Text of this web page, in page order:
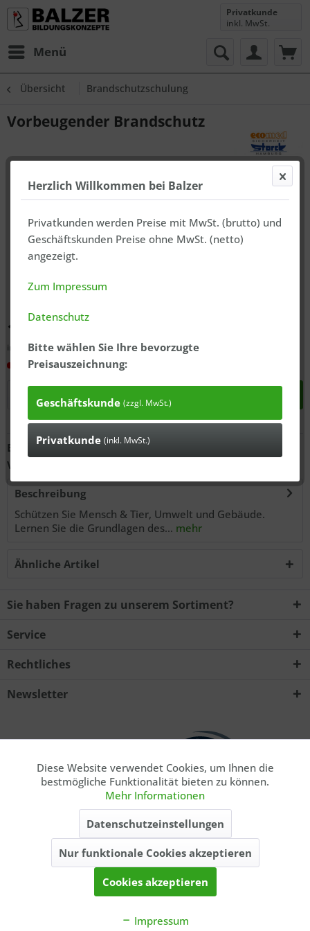
Menü
Privatkunde
inkl. MwSt.
Übersicht Brandschutzschulung
Vorbeugender Brandschutz
18,99 € *
inkl. MwSt., zzgl. ausgewiesener Versandkosten
In 3-7 Tagen bei Ihnen*
Anfragen
genommen.. *
Senden
Bestell-Nr.:11121000
Versandgewicht:
Beschreibung
Schützen Sie Mensch & Tier, Umwelt und Gebäude.
Lernen Sie die Grundlagen des... mehr
Ähnliche Artikel
Sie haben Fragen zu unserem Sortiment?
Service
Rechtliches
Newsletter
* Privatkunde. Alle Preise inkl. gesetzl. Mehrwertsteuer zzgl.
Versandkosten, wenn nicht anders beschrieben. Die
Deutschlands, Lieferzeiten für andere Länder entnehmen Sie bitte der
SchaltflächeVersand & Zahlung
Funktionale Aktiv
Aktiv
Tracking Aktiv
Diese Website verwendet Cookies, um Ihnen die
bestmögliche Funktionalität bieten zu können.
Mehr Informationen
Datenschutzeinstellungen
Nur funktionale Cookies akzeptieren
Cookies akzeptieren
Impressum
Herzlich Willkommen bei Balzer
Privatkunden werden Preise mit MwSt. (brutto) und
Geschäftskunden Preise ohne MwSt. (netto)
angezeigt.
Zum Impressum
Datenschutz
Bitte wählen Sie Ihre bevorzugte
Preisauszeichnung:
Geschäftskunde (zzgl. MwSt.)
Privatkunde (inkl. MwSt.)